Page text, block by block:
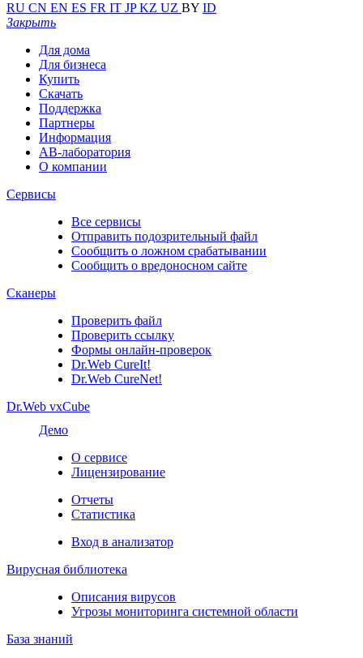
RU CN EN ES FR IT JPKZ UZ BY ID
Закрыть
Для дома
Для бизнеса
Купить
Скачать
Поддержка
Партнеры
Информация
АВ-лаборатория
О компании
Сервисы
Все сервисы
Отправить подозрительный файл
Сообщить о ложном срабатывании
Сообщить о вредоносном сайте
Сканеры
Проверить файл
Проверить ссылку
Формы онлайн-проверок
Dr.Web CureIt!
Dr.Web CureNet!
Dr.Web vxCube
Демо
О сервисе
Лицензирование
Отчеты
Статистика
Вход в анализатор
Вирусная библиотека
Описания вирусов
Угрозы мониторинга системной области
База знаний